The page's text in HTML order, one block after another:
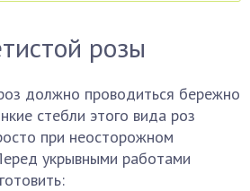
розы
должно проводиться бережно
стебли этого вида роз
при неосторожном
укрывными работами